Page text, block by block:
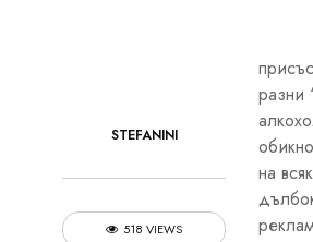
STEFANINI
518 VIEWS
разни
на